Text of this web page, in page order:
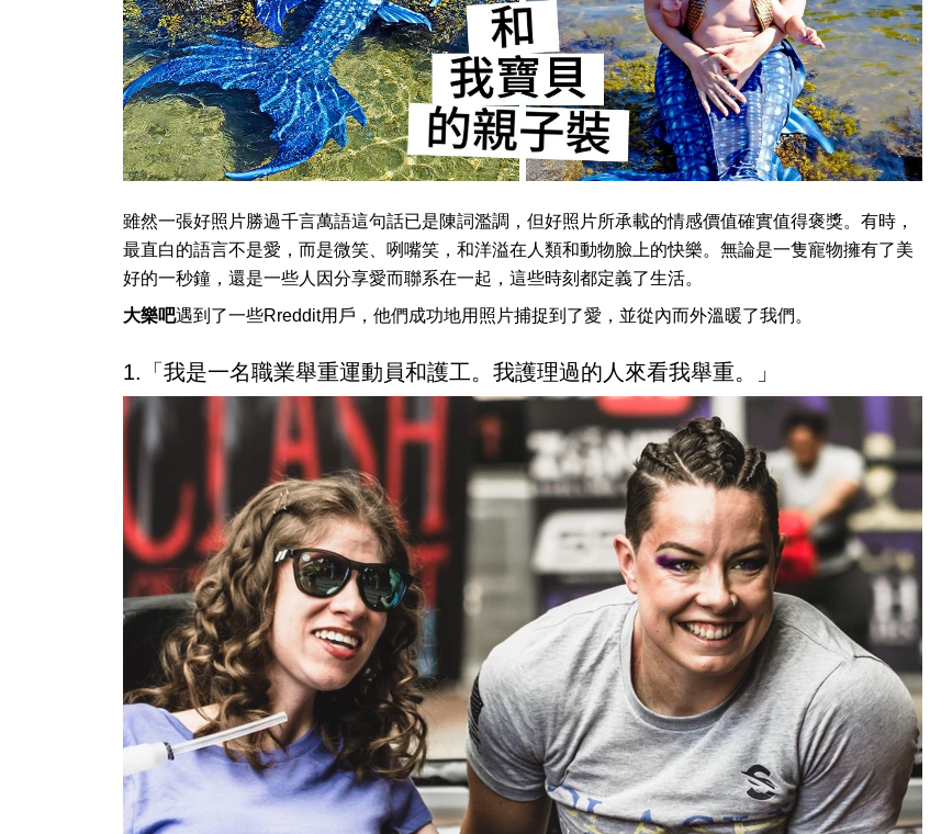
雖然一張好照片勝過千言萬語這句話已是陳詞濫調，但好照片所承載的情感價值確實值得褒獎。有時，
最直白的語言不是愛，而是微笑、咧嘴笑，和洋溢在人類和動物臉上的快樂。無論是一隻寵物擁有了美
好的一秒鐘，還是一些人因分享愛而聯系在一起，這些時刻都定義了生活。
大樂吧遇到了一些Rreddit用戶，他們成功地用照片捕捉到了愛，並從內而外溫暖了我們。
1.「我是一名職業舉重運動員和護工。我護理過的人來看我舉重。」